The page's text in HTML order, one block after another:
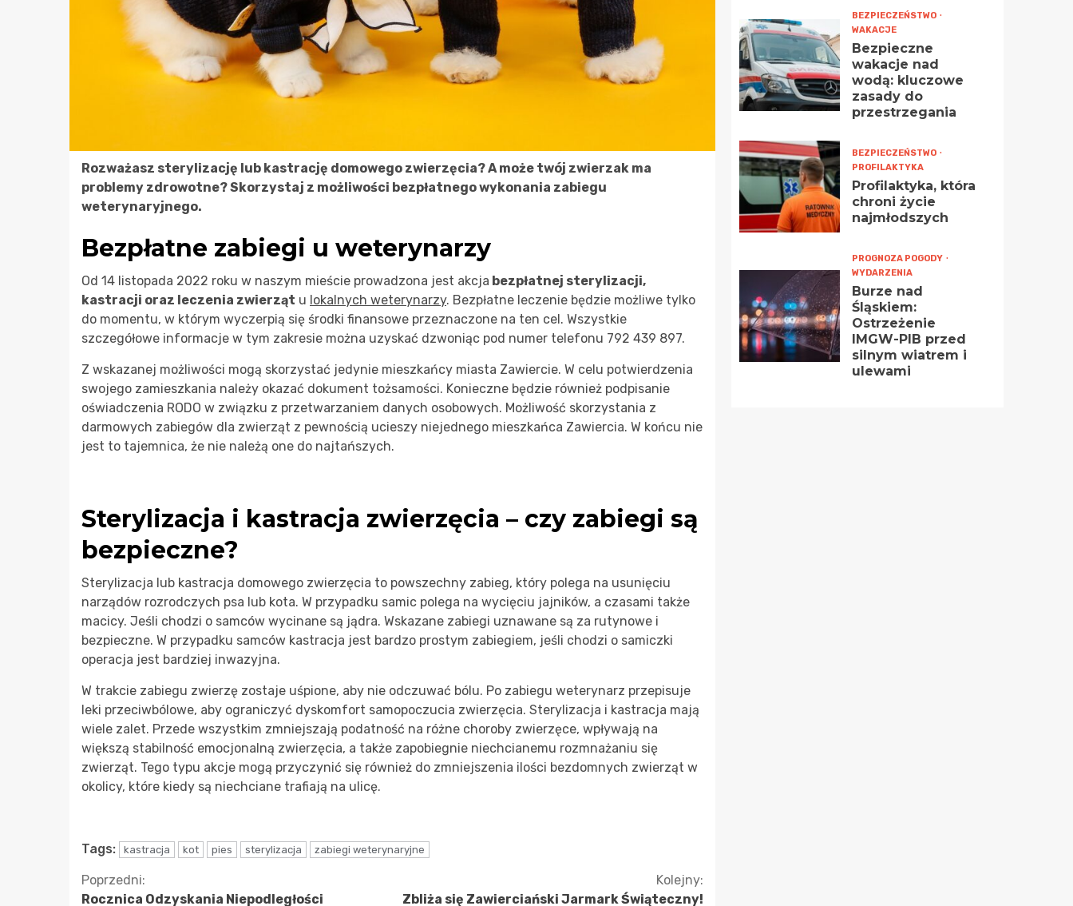
Rozważasz sterylizację lub kastrację domowego zwierzęcia? A może twój zwierzak ma
problemy zdrowotne? Skorzystaj z możliwości bezpłatnego wykonania zabiegu
weterynaryjnego.
Bezpłatne zabiegi u weterynarzy
Od 14 listopada 2022 roku w naszym mieście prowadzona jest akcja bezpłatnej sterylizacji,
kastracji oraz leczenia zwierząt u lokalnych weterynarzy. Bezpłatne leczenie będzie możliwe tylko
do momentu, w którym wyczerpią się środki finansowe przeznaczone na ten cel. Wszystkie
szczegółowe informacje w tym zakresie można uzyskać dzwoniąc pod numer telefonu 792 439 897.
Z wskazanej możliwości mogą skorzystać jedynie mieszkańcy miasta Zawiercie. W celu potwierdzenia
swojego zamieszkania należy okazać dokument tożsamości. Konieczne będzie również podpisanie
oświadczenia RODO w związku z przetwarzaniem danych osobowych. Możliwość skorzystania z
darmowych zabiegów dla zwierząt z pewnością ucieszy niejednego mieszkańca Zawiercia. W końcu nie
jest to tajemnica, że nie należą one do najtańszych.
Sterylizacja i kastracja zwierzęcia – czy zabiegi są
bezpieczne?
Sterylizacja lub kastracja domowego zwierzęcia to powszechny zabieg, który polega na usunięciu
narządów rozrodczych psa lub kota. W przypadku samic polega na wycięciu jajników, a czasami także
macicy. Jeśli chodzi o samców wycinane są jądra. Wskazane zabiegi uznawane są za rutynowe i
bezpieczne. W przypadku samców kastracja jest bardzo prostym zabiegiem, jeśli chodzi o samiczki
operacja jest bardziej inwazyjna.
W trakcie zabiegu zwierzę zostaje uśpione, aby nie odczuwać bólu. Po zabiegu weterynarz przepisuje
leki przeciwbólowe, aby ograniczyć dyskomfort samopoczucia zwierzęcia. Sterylizacja i kastracja mają
wiele zalet. Przede wszystkim zmniejszają podatność na różne choroby zwierzęce, wpływają na
większą stabilność emocjonalną zwierzęcia, a także zapobiegnie niechcianemu rozmnażaniu się
zwierząt. Tego typu akcje mogą przyczynić się również do zmniejszenia ilości bezdomnych zwierząt w
okolicy, które kiedy są niechciane trafiają na ulicę.
Tags: kastracja kot pies sterylizacja zabiegi weterynaryjne
Kontynuuj
Poprzedni:
Rocznica Odzyskania Niepodległości
Kolejny:
Zbliża się Zawierciański Jarmark Świąteczny!
BEZPIECZEŃSTWO
WAKACJE
Bezpieczne
wakacje nad
wodą: kluczowe
zasady do
przestrzegania
BEZPIECZEŃSTWO
PROFILAKTYKA
Profilaktyka, która
chroni życie
najmłodszych
PROGNOZA POGODY
WYDARZENIA
Burze nad
Śląskiem:
Ostrzeżenie
IMGW-PIB przed
silnym wiatrem i
ulewami